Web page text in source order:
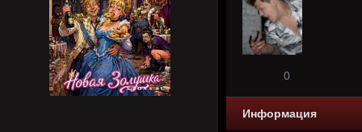
0
Информация